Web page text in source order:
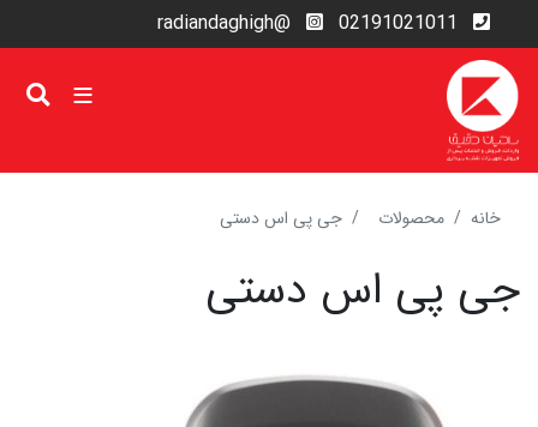
رفتن
به
02191021011
@radiandaghigh
خانه محصولات جی پی اس دستی
جی پی اس دستی